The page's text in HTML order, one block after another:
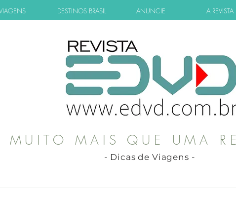
DESTINOS BRASIL ANUNCIE A REVISTA
MUITO MAIS QUE UMA
- Dicas de Viagens -